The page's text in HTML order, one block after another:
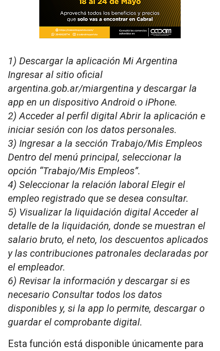
1) Descargar la aplicación Mi Argentina
Ingresar al sitio oficial
argentina.gob.ar/miargentina y descargar la
app en un dispositivo Android o iPhone.
2) Acceder al perfil digital Abrir la aplicación e
iniciar sesión con los datos personales.
3) Ingresar a la sección Trabajo/Mis Empleos
Dentro del menú principal, seleccionar la
opción “Trabajo/Mis Empleos”.
4) Seleccionar la relación laboral Elegir el
empleo registrado que se desea consultar.
5) Visualizar la liquidación digital Acceder al
detalle de la liquidación, donde se muestran el
salario bruto, el neto, los descuentos aplicados
y las contribuciones patronales declaradas por
el empleador.
6) Revisar la información y descargar si es
necesario Consultar todos los datos
disponibles y, si la app lo permite, descargar o
guardar el comprobante digital.
Esta función está disponible únicamente para